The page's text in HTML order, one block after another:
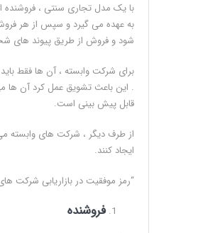
با یک مدل تجاری سنتی ، فروشنده
به عهده می گیرد و سپس از هر
شود و فروش از طریق پیوند های
برای شرکت وابسته ، آن ها فقط
. این باعث تشویق عمل کرد آن ها
قابل پیش بینی است.
از طرف دیگر ، شرکت های وابسته
ایجاد کنند.
“رمز موفقیت در بازاریابی شرکت
فروشنده